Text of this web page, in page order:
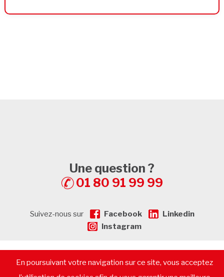
Une question ?
01 80 91 99 99
Suivez-nous sur Facebook
Linkedin
Instagram
© 2026 - CommerceImmo.fr - Tous droits réservés -Mentions
légales-Plan de Site-Recrutement -Calculatrice de prêt
En poursuivant votre navigation sur ce site, vous acceptez